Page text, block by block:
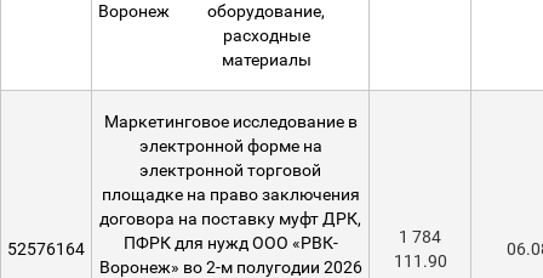
Воронеж
оборудование,
расходные
материалы
52576164
Маркетинговое исследование в
электронной форме на
электронной торговой
площадке на право заключения
договора на поставку муфт ДРК,
ПФРК для нужд ООО «РВК-
Воронеж» во 2-м полугодии 2026
1 784
111.90